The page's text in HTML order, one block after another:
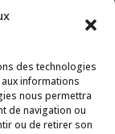
des technologies
informations
nous permettra
de navigation ou
ou de retirer son